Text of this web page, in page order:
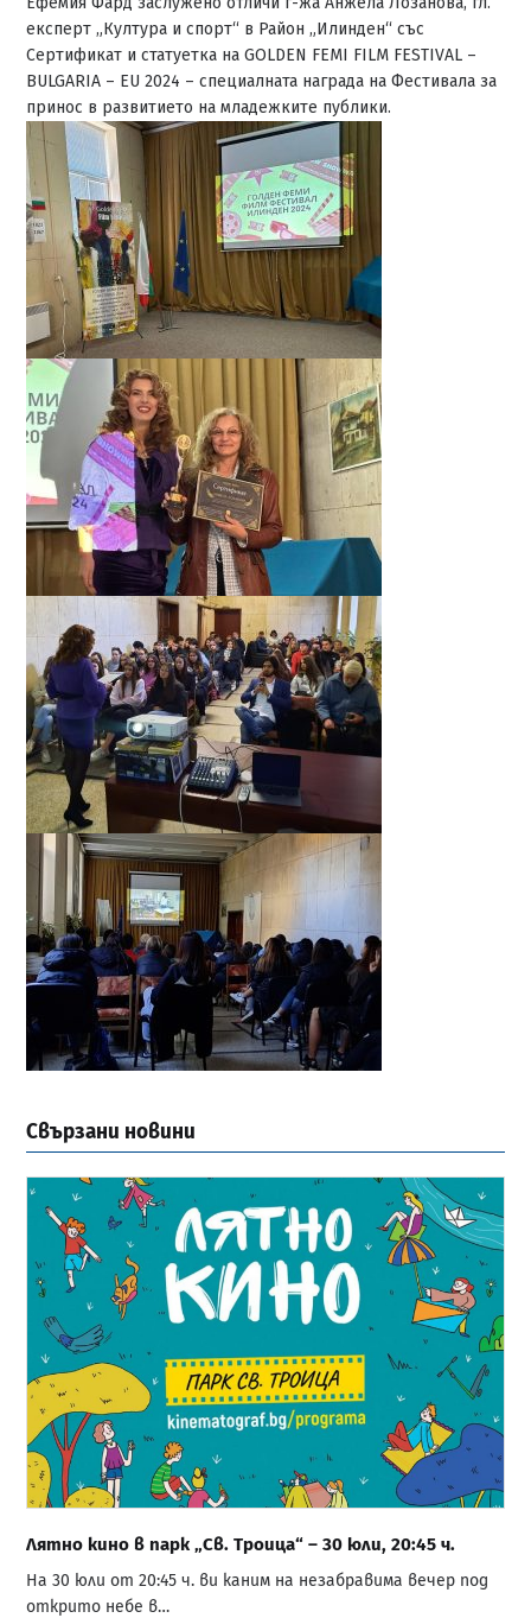
експерт „Култура и спорт“ в Район „Илинден“ със
Сертификат и статуетка на GOLDEN FEMI FILM FESTIVAL –
BULGARIA – EU 2024 – специалната награда на Фестивала за
принос в развитието на младежките публики.
Свързани новини
Лятно кино в парк „Св. Троица“ – 30 юли, 20:45 ч.
На 30 юли от 20:45 ч. ви каним на незабравима вечер под
открито небе в…